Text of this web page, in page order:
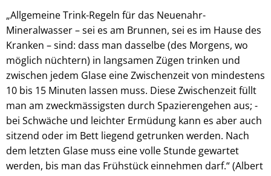
„Allgemeine Trink-Regeln für das Neuenahr-
Mineralwasser – sei es am Brunnen, sei es im Hause des
Kranken – sind: dass man dasselbe (des Morgens, wo
möglich nüchtern) in langsamen Zügen trinken und
zwischen jedem Glase eine Zwischenzeit von mindestens
10 bis 15 Minuten lassen muss. Diese Zwischenzeit füllt
man am zweckmässigsten durch Spazierengehen aus; -
bei Schwäche und leichter Ermüdung kann es aber auch
sitzend oder im Bett liegend getrunken werden. Nach
dem letzten Glase muss eine volle Stunde gewartet
werden, bis man das Frühstück einnehmen darf.“ (Albert